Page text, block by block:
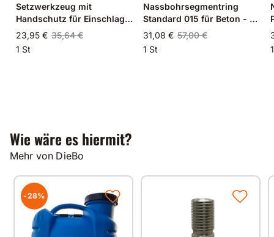
Setzwerkzeug mit
Handschutz für Einschlag-
Anker M12
23,95 € 35,64 €
1 St
Nassbohrsegmentring
Standard 015 für Beton - Ø
32mm - 32/27mm
31,08 € 57,00 €
1 St
Wie wäre es hiermit?
Mehr von DieBo
-28%